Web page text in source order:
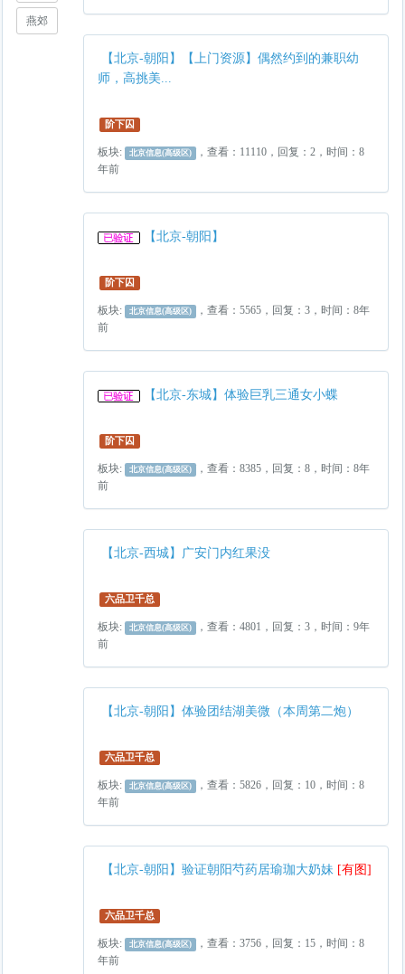
燕郊
【北京-朝阳】【上门资源】偶然约到的兼职幼
师，高挑美...
阶下囚
板块: 北京信息(高级区)
，查看：11110，回复：2，时间：8
年前
【北京-朝阳】
阶下囚
板块: 北京信息(高级区)
，查看：5565，回复：3，时间：8年
前
【北京-东城】体验巨乳三通女小蝶
阶下囚
板块: 北京信息(高级区)
，查看：8385，回复：8，时间：8年
前
【北京-西城】广安门内红果没
六品卫千总
板块: 北京信息(高级区)
，查看：4801，回复：3，时间：9年
前
【北京-朝阳】体验团结湖美微（本周第二炮）
六品卫千总
板块: 北京信息(高级区)
，查看：5826，回复：10，时间：8
年前
【北京-朝阳】验证朝阳芍药居瑜珈大奶妹 [有图]
六品卫千总
板块: 北京信息(高级区)
，查看：3756，回复：15，时间：8
年前